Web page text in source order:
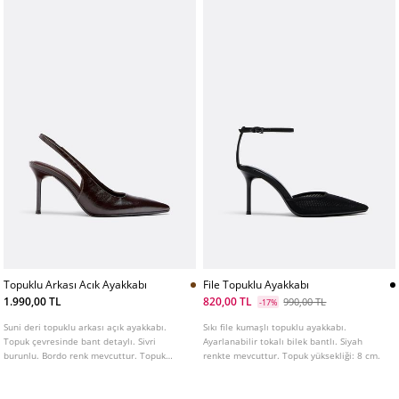
Topuklu Arkası Acık Ayakkabı
1.990,00 TL
Suni deri topuklu arkası açık ayakkabı.
Topuk çevresinde bant detaylı. Sivri
burunlu. Bordo renk mevcuttur. Topuk
File Topuklu Ayakkabı
820,00 TL
-17% 990,00 TL
Sıkı file kumaşlı topuklu ayakkabı.
Ayarlanabilir tokalı bilek bantlı. Siyah
renkte mevcuttur. Topuk yüksekliği: 8 cm.